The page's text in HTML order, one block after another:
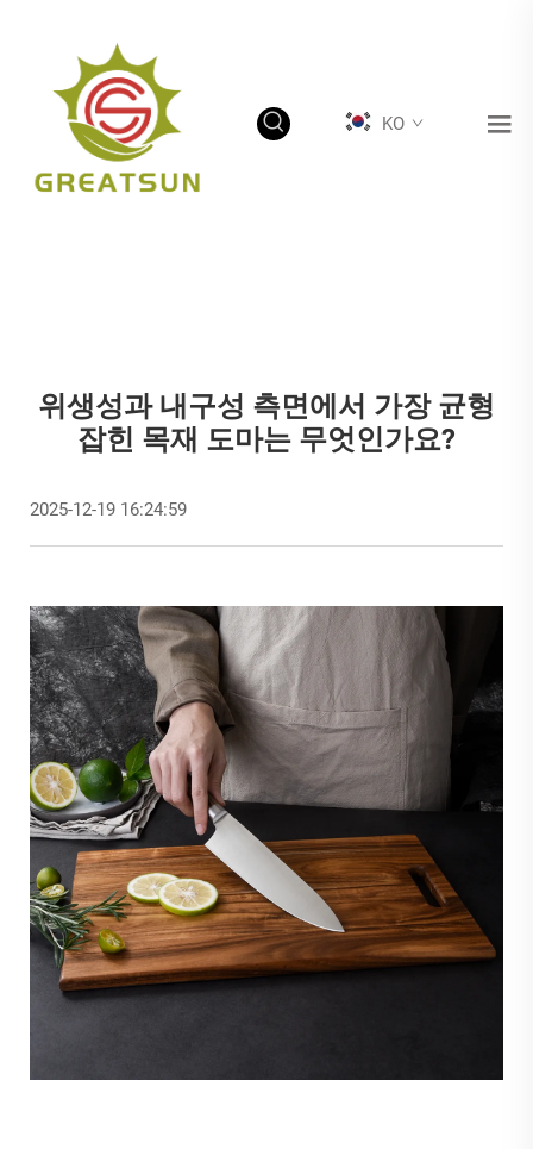
KO
위생성과 내구성 측면에서 가장 균형
잡힌 목재 도마는 무엇인가요?
2025-12-19 16:24:59